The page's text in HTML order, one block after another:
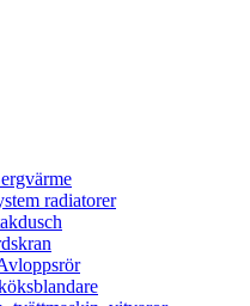
radiatorer